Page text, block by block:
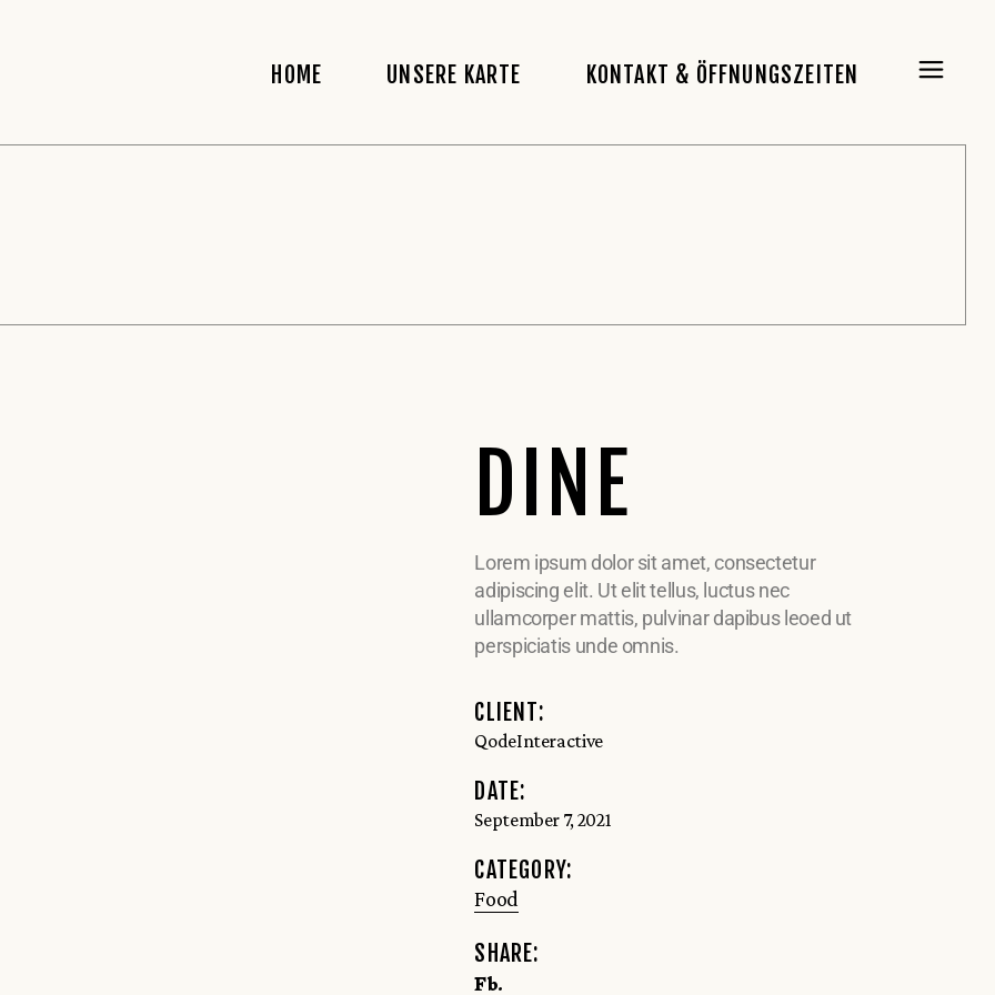
HOME UNSERE KARTE KONTAKT & ÖFFNUNGSZEITEN
DINE
Lorem ipsum dolor sit amet, consectetur
adipiscing elit. Ut elit tellus, luctus nec
ullamcorper mattis, pulvinar dapibus leoed ut
perspiciatis unde omnis.
CLIENT:
QodeInteractive
DATE:
September 7, 2021
CATEGORY:
Food
SHARE:
Fb.